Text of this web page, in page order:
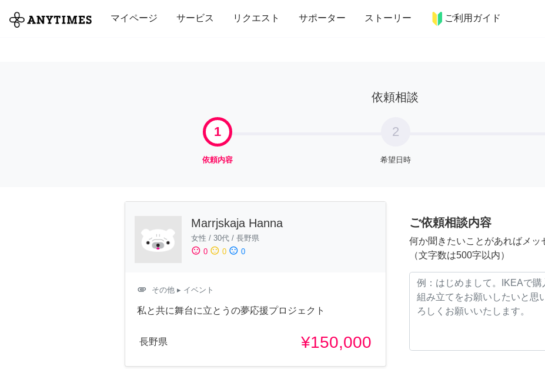
マイページ サービス リクエスト サポーター ストーリー ご利用ガイド
全て 修理・組立 家事 引っ越し インテリア 趣味・習い事 ペット 料理
依頼相談
1
依頼内容
2
希望日時
Marrjskaja Hanna
女性 / 30代 / 長野県
sentiment_satisfied 0 sentiment_neutral 0 sentiment_dissatisfied 0
attachment その他 ▸ イベント
私と共に舞台に立とうの夢応援プロジェクト
長野県 ¥150,000
ご依頼相談内容
何か聞きたいことがあればメッ
（文字数は500字以内）